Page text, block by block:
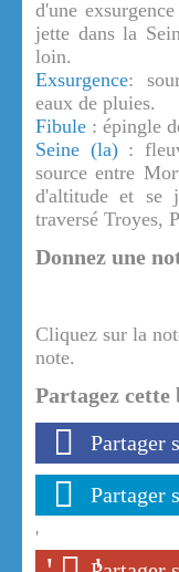
d'une
jette dans la
loin.
Exsurgence:
eaux de pluies.
Fibule : épingle
Seine (la):
source entre
d'altitude et se
traversé Troyes,
Donnez une
Cliquez sur la
note.
Partagez cette
Partager
Partager
'